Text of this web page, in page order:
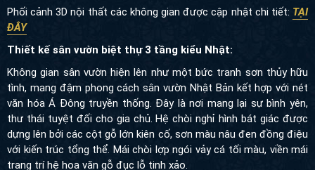
Phối cảnh 3D nội thất các không gian được cập nhật chi tiết: TẠI
ĐÂY
Thiết kế sân vườn biệt thự 3 tầng kiểu Nhật:
Không gian sân vườn hiện lên như một bức tranh sơn thủy hữu
tình, mang đậm phong cách sân vườn Nhật Bản kết hợp với nét
văn hóa Á Đông truyền thống. Đây là nơi mang lại sự bình yên,
thư thái tuyệt đối cho gia chủ. Hệ chòi nghỉ hình bát giác được
dựng lên bởi các cột gỗ lớn kiên cố, sơn màu nâu đen đồng điệu
với kiến trúc tổng thể. Mái chòi lợp ngói vảy cá tối màu, viền mái
trang trí hệ hoa văn gỗ đục lỗ tinh xảo.